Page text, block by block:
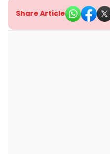
Share Article